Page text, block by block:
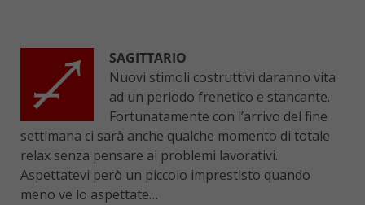
SAGITTARIO
Nuovi stimoli costruttivi daranno vita
ad un periodo frenetico e stancante.
Fortunatamente con l’arrivo del fine
settimana ci sarà anche qualche momento di totale
relax senza pensare ai problemi lavorativi.
Aspettatevi però un piccolo imprestisto quando
meno ve lo aspettate…